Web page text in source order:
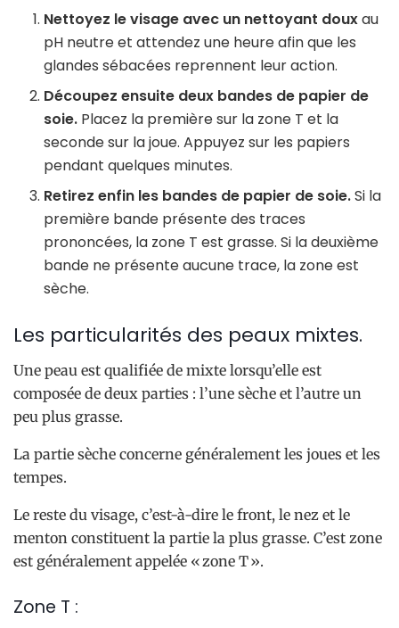
Nettoyez le visage avec un nettoyant douxau
pH neutre et attendez une heure afin que les
glandes sébacées reprennent leur action.
Découpez ensuite deux bandes de papier de
soie. Placez la première sur la zone T et la
seconde sur la joue. Appuyez sur les papiers
pendant quelques minutes.
Retirez enfin les bandes de papier de soie.Si la
première bande présente des traces
prononcées, la zone T est grasse. Si la deuxième
bande ne présente aucune trace, la zone est
sèche.
Les particularités des peaux mixtes.
Une peau est qualifiée de mixte lorsqu’elle est
composée de deux parties : l’une sèche et l’autre un
peu plus grasse.
La partie sèche concerne généralement les joues et les
tempes.
Le reste du visage, c’est-à-dire le front, le nez et le
menton constituent la partie la plus grasse. C’est zone
est généralement appelée « zone T ».
Zone T :